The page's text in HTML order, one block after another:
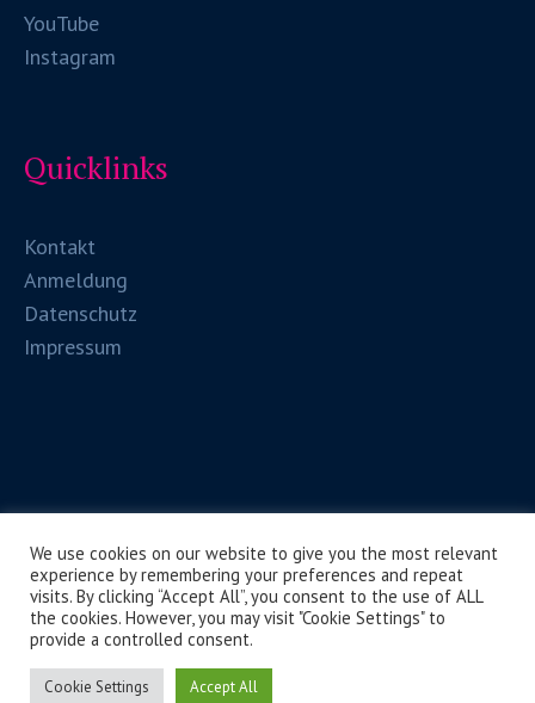
YouTube
Instagram
Quicklinks
Kontakt
Anmeldung
Datenschutz
Impressum
HLW Spittal/Drau © 2026 / Alle Rechte vorbehalten
We use cookies on our website to give you the most relevant
experience by remembering your preferences and repeat
visits. By clicking “Accept All”, you consent to the use of ALL
the cookies. However, you may visit "Cookie Settings" to
provide a controlled consent.
Cookie Settings Accept All